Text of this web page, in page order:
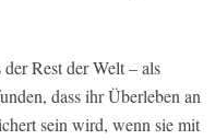
Rest der Welt – als
dass ihr Überleben an
sein wird, wenn sie mit